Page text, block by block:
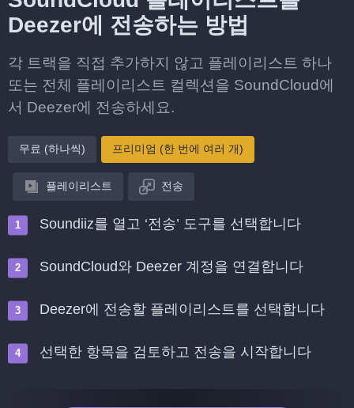
Deezer에 전송하는 방법
각 트랙을 직접 추가하지 않고 플레이리스트 하나
또는 전체 플레이리스트 컬렉션을 SoundCloud에
서 Deezer에 전송하세요.
무료 (하나씩) 프리미엄 (한 번에 여러 개)
플레이리스트 전송
Soundiiz를 열고 ‘전송’ 도구를 선택합니다
SoundCloud와 Deezer 계정을 연결합니다
Deezer에 전송할 플레이리스트를 선택합니다
선택한 항목을 검토하고 전송을 시작합니다